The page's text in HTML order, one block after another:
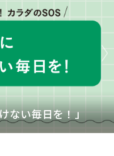
しいこと始めよう
ィングス
取組